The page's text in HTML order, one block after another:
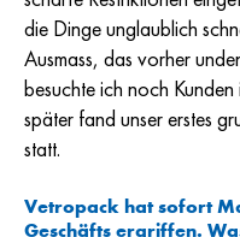
die Dinge unglaublich
Ausmass, das vorher
besuchte ich noch
später fand unser erstes
statt.
Vetropack hat sofort
Geschäfts ergriffen.